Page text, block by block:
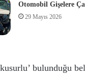
Otomobil Gişelere
29 Mayıs 2026
bulunduğu